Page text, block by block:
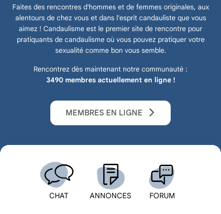
Faites des rencontres d'hommes et de femmes originales, aux
alentours de chez vous et dans l'esprit candauliste que vous
aimez ! Candaulisme est le premier site de rencontre pour
pratiquants de candaulisme où vous pouvez pratiquer votre
sexualité comme bon vous semble.
Rencontrez dès maintenant notre communauté :
3490 membres actuellement en ligne !
MEMBRES EN LIGNE
CHAT ANNONCES FORUM